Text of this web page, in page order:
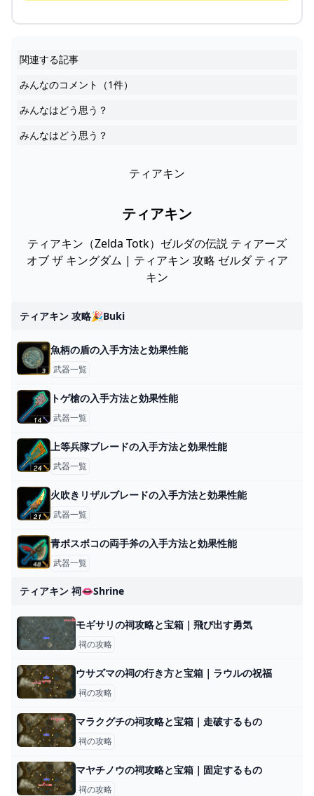
関連する記事
みんなのコメント（1件）
みんなはどう思う？
みんなはどう思う？
ティアキン
ティアキン
ティアキン（Zelda Totk）ゼルダの伝説 ティアーズ
オブ ザ キングダム | ティアキン 攻略 ゼルダ ティア
キン
ティアキン 攻略🎉buki
魚柄の盾の入手方法と効果性能
武器一覧
トゲ槍の入手方法と効果性能
武器一覧
上等兵隊ブレードの入手方法と効果性能
武器一覧
火吹きリザルブレードの入手方法と効果性能
武器一覧
青ボスボコの両手斧の入手方法と効果性能
武器一覧
ティアキン 祠👄shrine
モギサリの祠攻略と宝箱｜飛び出す勇気
祠の攻略
ウサズマの祠の行き方と宝箱｜ラウルの祝福
祠の攻略
マラクグチの祠攻略と宝箱｜走破するもの
祠の攻略
マヤチノウの祠攻略と宝箱｜固定するもの
祠の攻略